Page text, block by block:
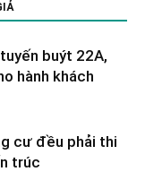
buýt 22A,
hành khách
cư đều phải thi
trúc